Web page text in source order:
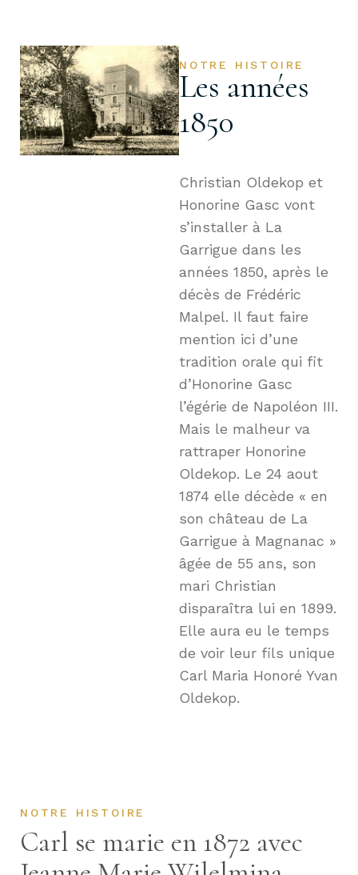
NOTRE HISTOIRE
Les années
1850
Christian Oldekop et
Honorine Gasc vont
s’installer à La
Garrigue dans les
années 1850, après le
décès de Frédéric
Malpel. Il faut faire
mention ici d’une
tradition orale qui fit
d’Honorine Gasc
l’égérie de Napoléon III.
Mais le malheur va
rattraper Honorine
Oldekop. Le 24 aout
1874 elle décède « en
son château de La
Garrigue à Magnanac »
âgée de 55 ans, son
mari Christian
disparaîtra lui en 1899.
Elle aura eu le temps
de voir leur fils unique
Carl Maria Honoré Yvan
Oldekop.
NOTRE HISTOIRE
Carl se marie en 1872 avec